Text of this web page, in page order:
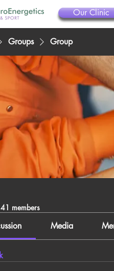
Our Clinic
Groups Group
members
Media